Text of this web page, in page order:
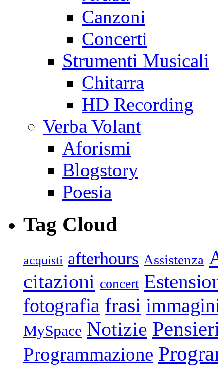
Canzoni
Concerti
Strumenti Musicali
Chitarra
HD Recording
Verba Volant
Aforismi
Blogstory
Poesia
Tag Cloud
acquisti afterhours Assistenza
citazioni concert
fotografia frasi
MySpace Notizie
Programmazione